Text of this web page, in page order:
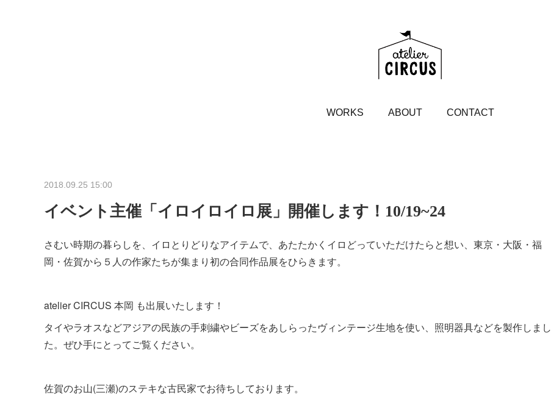
WORKS ABOUT CONTACT
2018.09.25 15:00
イベント主催「イロイロイロ展」開催します！10/19~24
さむい時期の暮らしを、イロとりどりなアイテムで、あたたかくイロどっていただけたらと想い、東京・大阪・福
岡・佐賀から５人の作家たちが集まり初の合同作品展をひらきます。
atelier CIRCUS 本岡 も出展いたします！
タイやラオスなどアジアの民族の手刺繍やビーズをあしらったヴィンテージ生地を使い、照明器具などを製作しまし
た。ぜひ手にとってご覧ください。
佐賀のお山(三瀬)のステキな古民家でお待ちしております。